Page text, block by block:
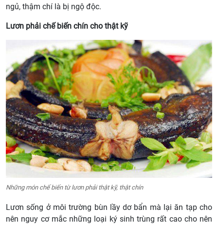
ngủ, thậm chí là bị ngộ độc.
Lươn phải chế biến chín cho thật kỹ
Những món chế biến từ lươn phải thật kỹ, thật chín
Lươn sống ở môi trường bùn lầy dơ bẩn mà lại ăn tạp cho
nên nguy cơ mắc những loại ký sinh trùng rất cao cho nên